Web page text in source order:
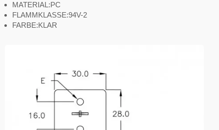
MATERIAL:PC
FLAMMKLASSE:94V-2
FARBE:KLAR